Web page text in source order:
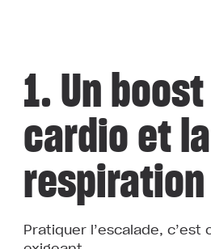
1. Un
cardio et la
respiration
Pratiquer l’escalade,